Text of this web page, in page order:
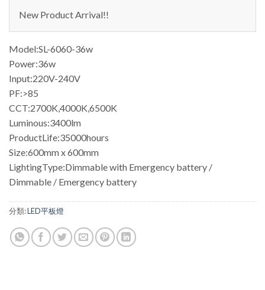
New Product Arrival!!
Model:SL-6060-36w
Power:36w
Input:220V-240V
PF:>85
CCT:2700K,4000K,6500K
Luminous:3400lm
ProductLife:35000hours
Size:600mm x 600mm
LightingType:Dimmable with Emergency battery /
Dimmable / Emergency battery
分類:LED平板燈